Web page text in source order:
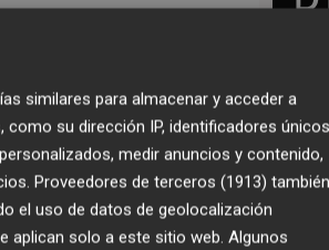
similares para almacenar y acceder a
su dirección IP, identificadores únicos
medir anuncios y contenido,
Proveedores de terceros (1913) también
el uso de datos de geolocalización
aplican solo a este sitio web. Algunos